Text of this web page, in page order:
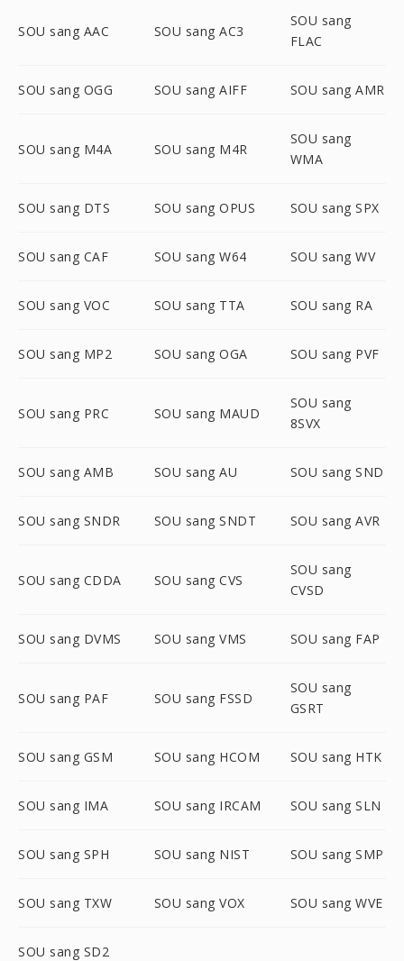
SOU sang AAC SOU sang AC3
SOU sang
FLAC
SOU sang OGG SOU sang AIFF SOU sang AMR
SOU sang M4A SOU sang M4R
SOU sang
WMA
SOU sang DTS SOU sang OPUS SOU sang SPX
SOU sang CAF SOU sang W64 SOU sang WV
SOU sang VOC SOU sang TTA SOU sang RA
SOU sang MP2 SOU sang OGA SOU sang PVF
SOU sang PRC SOU sang MAUD
SOU sang
8SVX
SOU sang AMB SOU sang AU SOU sang SND
SOU sang SNDR SOU sang SNDT SOU sang AVR
SOU sang CDDA SOU sang CVS
SOU sang
CVSD
SOU sang DVMS SOU sang VMS SOU sang FAP
SOU sang PAF SOU sang FSSD
SOU sang
GSRT
SOU sang GSM SOU sang HCOM SOU sang HTK
SOU sang IMA SOU sang IRCAM SOU sang SLN
SOU sang SPH SOU sang NIST SOU sang SMP
SOU sang TXW SOU sang VOX SOU sang WVE
SOU sang SD2